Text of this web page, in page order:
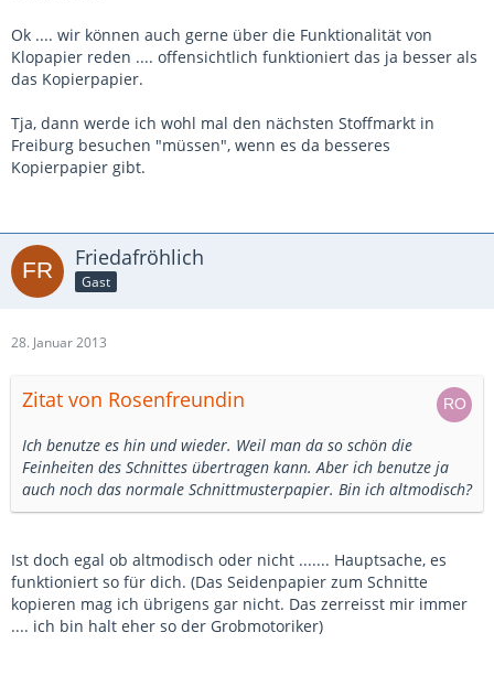
Ok .... wir können auch gerne über die Funktionalität von
Klopapier reden .... offensichtlich funktioniert das ja besser als
das Kopierpapier.
Tja, dann werde ich wohl mal den nächsten Stoffmarkt in
Freiburg besuchen "müssen", wenn es da besseres
Kopierpapier gibt.
Friedafröhlich
Gast
28. Januar 2013
Zitat von Rosenfreundin
Ich benutze es hin und wieder. Weil man da so schön die
Feinheiten des Schnittes übertragen kann. Aber ich benutze ja
auch noch das normale Schnittmusterpapier. Bin ich altmodisch?
Ist doch egal ob altmodisch oder nicht ....... Hauptsache, es
funktioniert so für dich. (Das Seidenpapier zum Schnitte
kopieren mag ich übrigens gar nicht. Das zerreisst mir immer
.... ich bin halt eher so der Grobmotoriker)